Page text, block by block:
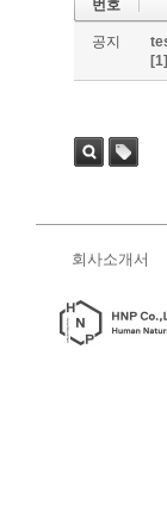
번호
공지
[1]
회사소개서